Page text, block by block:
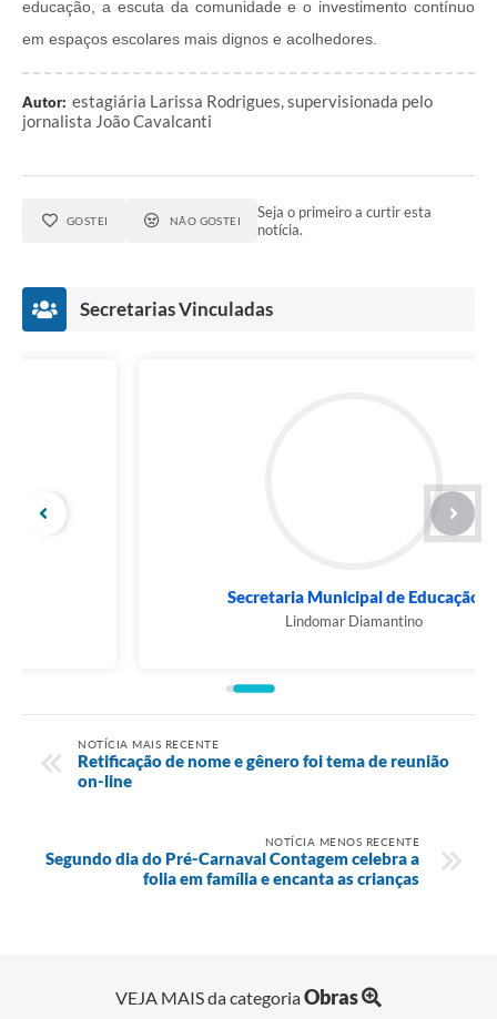
educação, a escuta da comunidade e o investimento contínuo
em espaços escolares mais dignos e acolhedores.
Autor: estagiária Larissa Rodrigues, supervisionada pelo
jornalista João Cavalcanti
GOSTEI NÃO GOSTEI
Seja o primeiro a curtir esta
notícia.
Secretarias Vinculadas
Secretaria Municipal de Educação
Lindomar Diamantino
NOTÍCIA MAIS RECENTE
Retificação de nome e gênero foi tema de reunião
on-line
NOTÍCIA MENOS RECENTE
Segundo dia do Pré-Carnaval Contagem celebra a
folia em família e encanta as crianças
VEJA MAIS da categoriaObras